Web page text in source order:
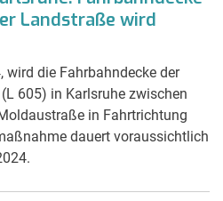
Landstraße wird
wird die Fahrbahndecke der
605) in Karlsruhe zwischen
in Fahrtrichtung
dauert voraussichtlich